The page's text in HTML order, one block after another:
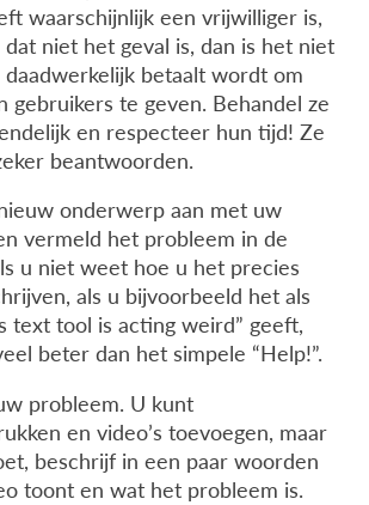
waarschijnlijk een vrijwilliger is,
dat niet het geval is, dan is het niet
daadwerkelijk betaalt wordt om
gebruikers te geven. Behandel ze
en respecteer hun tijd! Ze
beantwoorden.
onderwerp aan met uw
vermeld het probleem in de
u niet weet hoe u het precies
als u bijvoorbeeld het als
text tool is acting weird” geeft,
beter dan het simpele “Help!”.
probleem. U kunt
en video’s toevoegen, maar
beschrijf in een paar woorden
toont en wat het probleem is.